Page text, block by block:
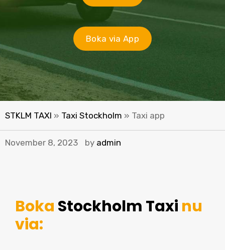
Boka via App
STKLM TAXI » Taxi Stockholm » Taxi app
November 8, 2023 by admin
Boka Stockholm Taxi nu
via: